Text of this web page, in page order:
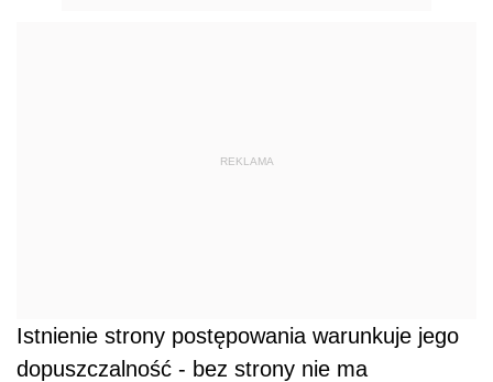
REKLAMA
Istnienie strony postępowania warunkuje jego
dopuszczalność - bez strony nie ma